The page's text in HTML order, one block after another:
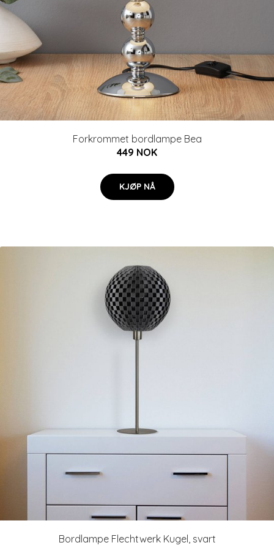
Forkrommet bordlampe Bea
449 NOK
KJØP NÅ
Bordlampe Flechtwerk Kugel, svart